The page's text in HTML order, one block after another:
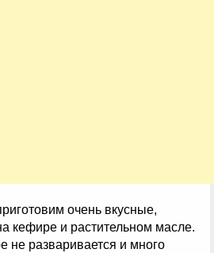
очень вкусные,
кефире и растительном масле.
не разваривается и много